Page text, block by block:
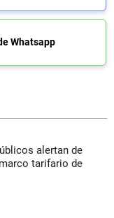
Whatsapp
alertan de
tarifario de